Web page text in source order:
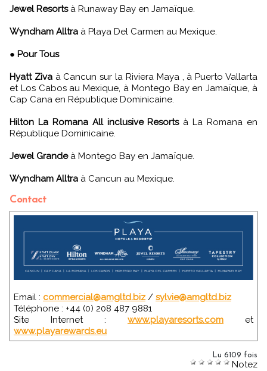
Jewel Resortsà Runaway Bay en Jamaïque.
Wyndham Alltra à Playa Del Carmen au Mexique.
● Pour Tous
Hyatt Zivaà Cancun sur la Riviera Maya , à Puerto Vallarta
et Los Cabos au Mexique, à Montego Bay en Jamaïque, à
Cap Cana en République Dominicaine.
Hilton La Romana All inclusive Resortsà La Romana en
République Dominicaine.
Jewel Grandeà Montego Bay en Jamaïque.
Wyndham Alltra à Cancun au Mexique.
Contact
Email : commercial@amgltd.biz/ sylvie@amgltd.biz
Téléphone : +44 (0) 208 487 9881
Site Internet : www.playaresorts.com et
www.playarewards.eu
Lu 6109 fois
Notez